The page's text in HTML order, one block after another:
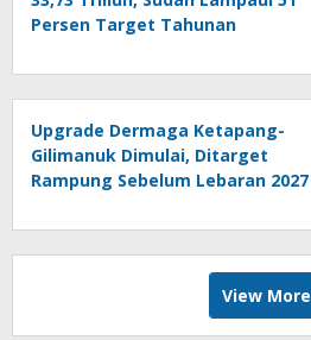
Persen Target Tahunan
Upgrade Dermaga Ketapang-
Gilimanuk Dimulai, Ditarget
Rampung Sebelum Lebaran 2027
View More